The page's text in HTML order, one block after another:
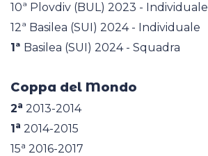
10ª Plovdiv (BUL) 2023 - Individuale
12ª Basilea (SUI) 2024 - Individuale
1ª Basilea (SUI) 2024 - Squadra
Coppa del Mondo
2a 2013-2014
1a 2014-2015
15a 2016-2017